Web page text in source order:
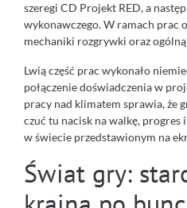
szeregi CD Projekt RED, a
wykonawczego. W ramach prac
mechaniki rozgrywki oraz
Lwią część prac wykonało
połączenie doświadczenia w
pracy nad klimatem sprawia, że
czuć tu nacisk na walkę, progres
w świecie przedstawionym na
Świat gry: